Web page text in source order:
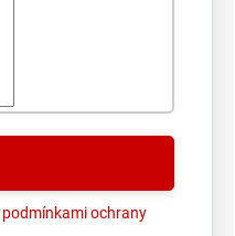
podmínkami ochrany